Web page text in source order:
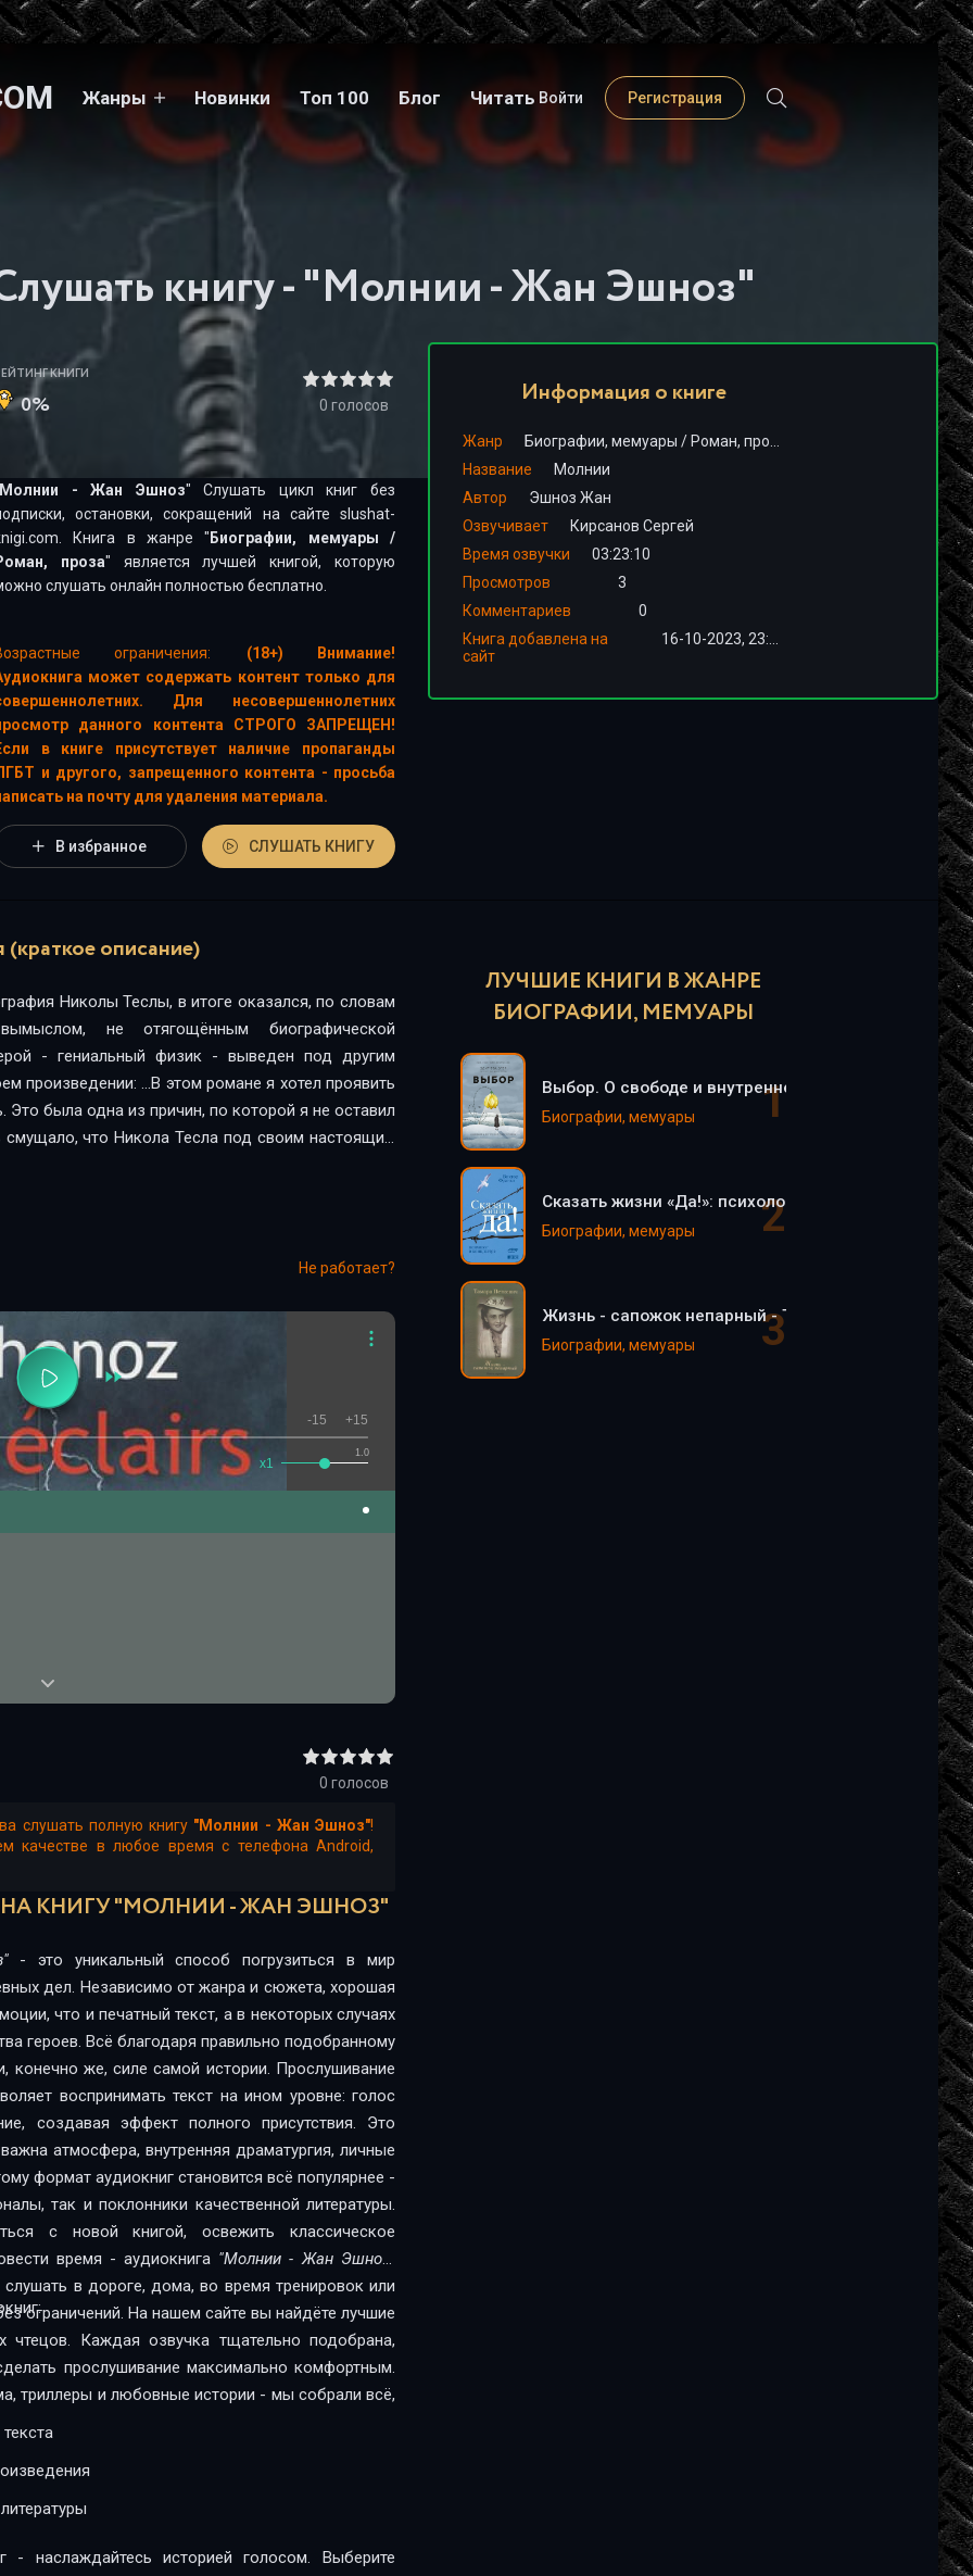
Жанры Новинки Топ 100 Блог Читать Войти Регистрация
книгу - "Молнии - Жан Эшноз"
КНИГИ
0% 0 голосов
Молнии - Жан Эшноз" Слушать цикл книг без
остановки, сокращений на сайте slushat-
Книга в жанре " Биографии, мемуары /
проза" является лучшей книгой, которую
слушать онлайн полностью бесплатно.
ограничения:
(18+) Внимание!
может содержать контент только для
Для несовершеннолетних
данного контента СТРОГО ЗАПРЕЩЕН!
в книге присутствует наличие пропаганды
и другого, запрещенного контента - просьба
на почту для удаления материала.
В избранное СЛУШАТЬ КНИГУ
Информация о книге
Жанр Биографии, мемуары / Роман, проза
Название
Молнии
Автор
Эшноз Жан
Озвучивает
Кирсанов Сергей
Время озвучки
03:23:10
Просмотров
3
Комментариев
0
Книга добавлена на
сайт
описание)
Николы Теслы, в итоге оказался, по словам
не отягощённым биографической
- гениальный физик - выведен под другим
произведении: …В этом романе я хотел проявить
Это была одна из причин, по которой я не оставил
что Никола Тесла под своим настоящим
… полностью вымышлены.
Не работает?
1.0
x1
-15 +15
0 голосов
слушать полную книгу "Молнии - Жан Эшноз"!
качестве в любое время с телефона Android,
КНИГУ "МОЛНИИ - ЖАН ЭШНОЗ"
- это уникальный способ погрузиться в мир
дел. Независимо от жанра и сюжета, хорошая
что и печатный текст, а в некоторых случаях
героев. Всё благодаря правильно подобранному
конечно же, силе самой истории. Прослушивание
воспринимать текст на ином уровне: голос
создавая эффект полного присутствия. Это
атмосфера, внутренняя драматургия, личные
формат аудиокниг становится всё популярнее -
так и поклонники качественной литературы.
с новой книгой, освежить классическое
время - аудиокнига "Молнии - Жан Эшноз"
в дороге, дома, во время тренировок или
ограничений. На нашем сайте вы найдёте лучшие
чтецов. Каждая озвучка тщательно подобрана,
прослушивание максимально комфортным.
триллеры и любовные истории - мы собрали всё,
- наслаждайтесь историей голосом. Выберите
ЛУЧШИЕ КНИГИ В ЖАНРЕ
БИОГРАФИИ, МЕМУАРЫ
Выбор. О свободе и внутренней силе человека -
Биографии, мемуары
Сказать жизни «Да!»: психолог в концлагере -
Биографии, мемуары
Жизнь - сапожок непарный - Тамара Петкевич
Биографии, мемуары